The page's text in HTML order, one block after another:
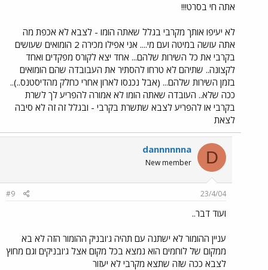
אתה חי בסרט!!!
לא יעיפו אותך מקרבי בגלל שאתה הומו - לצבא לא אכפת מה
אתה עושה במיטה ועם מי.... אני אפילו מכירה 2 הומואים שעושים
בקרבי את כל השירות שלהם... אחד יצא לקורס מפקדים ואחד
לקצונה.. שתיהם לא טרחו להסתיר את העבובדה שהם הומואים
בזמן השירות שלהם... (אבל נכנסו לארון אחרי כחלק מהדיסטנס..)..
ככה שלא.. העובדה שאתה הומו לא אמורה להפריע לך לשרת
בקרבי או להפריע לצבא שתשרת בקרבי - ובגלל זה זה לא סיבה
לצאת
D
dannnnnna
New member
23/4/04
#9
ועוד דבר..
עניין ההומור לא ישתנה עם תהיה ג'ובניק ההומור הזה לא בא
ממקום של לוחמים הוא נמצא בכל מקום אצל ג'ובניקים וגם מחוץ
לצבא ככה שזה שתצא מקרבי לא יעזור